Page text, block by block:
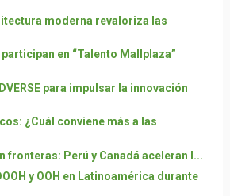
moderna revaloriza las
participan en “Talento Mallplaza”
para impulsar la innovación
¿Cuál conviene más a las
fronteras: Perú y Canadá aceleran l...
y OOH en Latinoamérica durante